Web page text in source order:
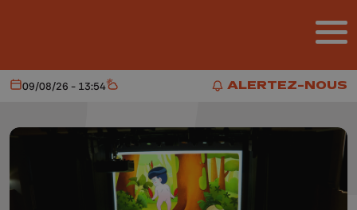
ALERTEZ-NOUS
ALERTEZ-NOUS
Aujourd'hui
09/08/26 - 13:54 Météo